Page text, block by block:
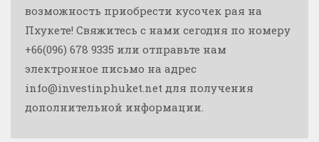
возможность приобрести кусочек рая на
Пхукете! Свяжитесь с нами сегодня по номеру
+66(096) 678 9335 или отправьте нам
электронное письмо на адрес
info@investinphuket.net для получения
дополнительной информации.